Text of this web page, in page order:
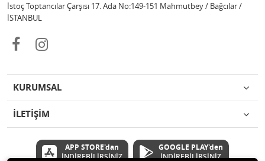
İstoç Toptancılar Çarşısı 17. Ada No:149-151 Mahmutbey / Bağcılar /
İSTANBUL
KURUMSAL
İLETİŞİM
APP STORE'dan
İNDİREBİLİRSİNİZ
GOOGLE PLAY'den
İNDİREBİLİRSİNİZ